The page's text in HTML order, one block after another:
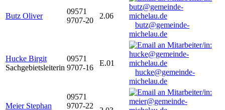
Butz Oliver
09571
9707-20
2.06
butz@gemeinde-
michelau.de
Hucke Birgit
Sachgebietsleiterin
09571
9707-16
E.01
hucke@gemeinde-
michelau.de
Meier Stephan
09571
9707-22